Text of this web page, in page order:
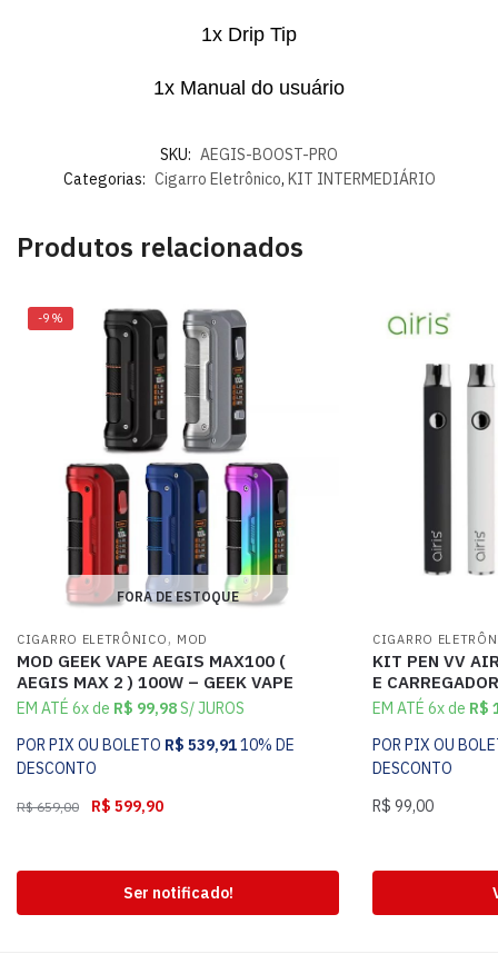
1x Drip Tip
1x Manual do usuário
SKU: AEGIS-BOOST-PRO
Categorias: Cigarro Eletrônico, KIT INTERMEDIÁRIO
Produtos relacionados
-9%
FORA DE ESTOQUE
CIGARRO ELETRÔNICO , MOD
MOD GEEK VAPE AEGIS MAX100 (
AEGIS MAX 2 ) 100W – GEEK VAPE
EM ATÉ 6x de R$ 99,98S/ JUROS
POR PIX OU BOLETO R$ 539,9110% DE
DESCONTO
R$659,00 R$ 599,90
Ser notificado!
CIGARRO
KIT PEN VV
E
EM ATÉ 6x de R$
POR PIX OU
DESCONTO
R$ 99,00